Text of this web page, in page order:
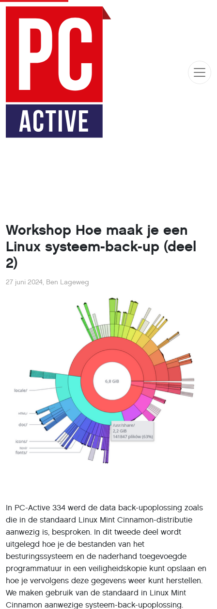
Workshop Hoe maak je een
Linux systeem-back-up (deel
2)
27 juni 2024, Ben Lageweg
In PC-Active 334 werd de data back-upoplossing zoals
die in de standaard Linux Mint Cinnamon-distributie
aanwezig is, besproken. In dit tweede deel wordt
uitgelegd hoe je de bestanden van het
besturingssysteem en de naderhand toegevoegde
programmatuur in een veiligheidskopie kunt opslaan en
hoe je vervolgens deze gegevens weer kunt herstellen.
We maken gebruik van de standaard in Linux Mint
Cinnamon aanwezige systeem-back-upoplossing.